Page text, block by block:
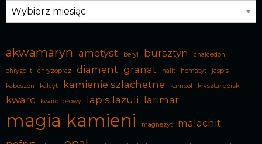
Archiwum
akwamaryn ametyst beryl bursztyn chalcedon
chryzolit chryzopraz diament granat halit hematyt
jaspis
kaboszon
kalcyt kamienie szlachetne karneol kryształ górski
kwarc kwarc różowy lapis lazuli larimar
magia kamieni magnezyt
malachit